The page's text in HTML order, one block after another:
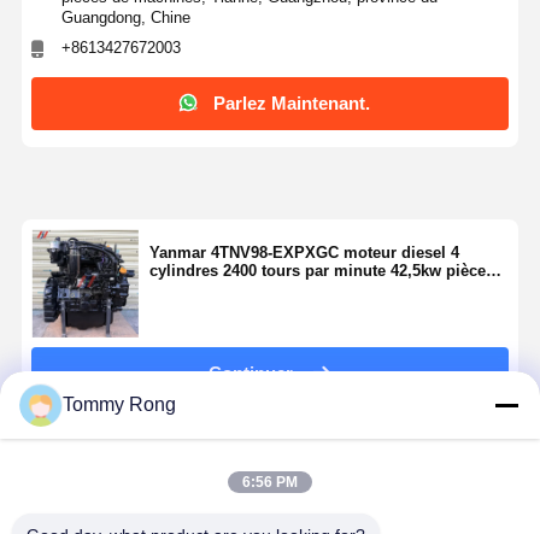
Guangdong, Chine
+8613427672003
Parlez Maintenant.
Yanmar 4TNV98-EXPXGC moteur diesel 4
cylindres 2400 tours par minute 42,5kw pièces
Continuer
Tommy Rong
6:56 PM